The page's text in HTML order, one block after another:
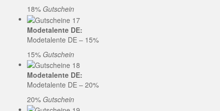
18% Gutschein
Modetalente DE:
Modetalente DE – 15%
15% Gutschein
Modetalente DE:
Modetalente DE – 20%
20% Gutschein